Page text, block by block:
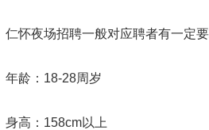
仁怀夜场招聘一般对应聘者有一定要
年龄：18-28周岁
身高：158cm以上